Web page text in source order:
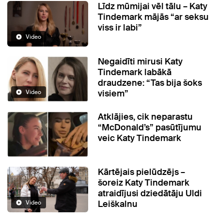
Video
Līdz mūmijai vēl tālu – Katy
Tindemark mājās “ar seksu
viss ir labi”
Video
Negaidīti mirusi Katy
Tindemark labākā
draudzene: “Tas bija šoks
visiem”
Atklājies, cik neparastu
“McDonald’s” pasūtījumu
veic Katy Tindemark
Video
Kārtējais pielūdzējs –
šoreiz Katy Tindemark
atraidījusi dziedātāju Uldi
Leiškalnu